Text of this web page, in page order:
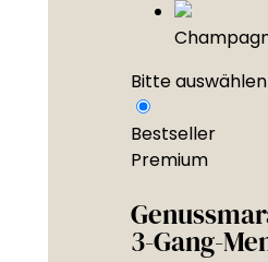
Bitte auswählen
Bestseller
Premium
3-Gang-